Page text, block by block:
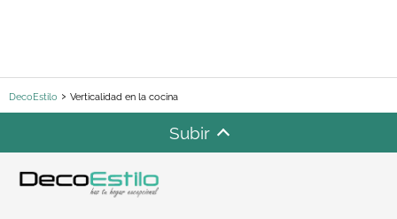
DecoEstilo Verticalidad en la cocina
Subir